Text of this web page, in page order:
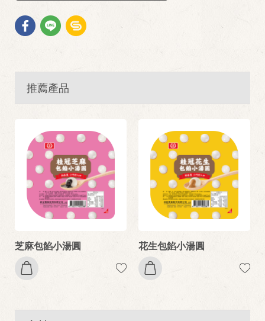
推薦產品
芝麻包餡小湯圓 花生包餡小湯圓